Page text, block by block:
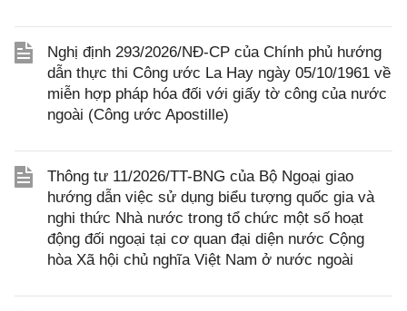
Nghị định 293/2026/NĐ-CP của Chính phủ hướng
dẫn thực thi Công ước La Hay ngày 05/10/1961 về
miễn hợp pháp hóa đối với giấy tờ công của nước
ngoài (Công ước Apostille)
Thông tư 11/2026/TT-BNG của Bộ Ngoại giao
hướng dẫn việc sử dụng biểu tượng quốc gia và
nghi thức Nhà nước trong tổ chức một số hoạt
động đối ngoại tại cơ quan đại diện nước Cộng
hòa Xã hội chủ nghĩa Việt Nam ở nước ngoài